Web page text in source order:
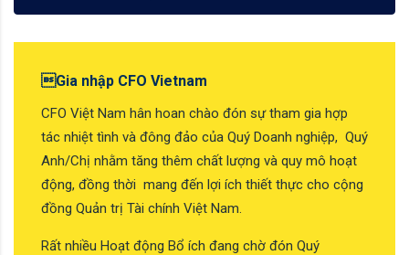
Gia nhập CFO Vietnam
CFO Việt Nam hân hoan chào đón sự tham gia hợp
tác nhiệt tình và đông đảo của Quý Doanh nghiệp, Quý
Anh/Chị nhằm tăng thêm chất lượng và quy mô hoạt
động, đồng thời mang đến lợi ích thiết thực cho cộng
đồng Quản trị Tài chính Việt Nam.
Rất nhiều Hoạt động Bổ ích đang chờ đón Quý